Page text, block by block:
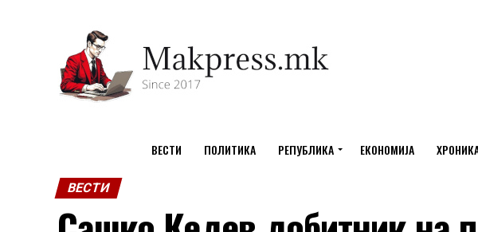
ВЕСТИ ПОЛИТИКА РЕПУБЛИКА ЕКОНОМИЈА
ВЕСТИ